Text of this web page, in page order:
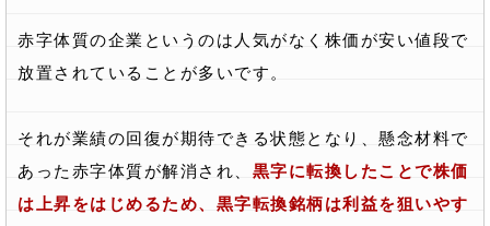
赤字体質の企業というのは人気がなく株価が安い値段で
放置されていることが多いです。
それが業績の回復が期待できる状態となり、懸念材料で
あった赤字体質が解消され、 黒字に転換したことで株価
は上昇をはじめるため、黒字転換銘柄は利益を狙いやす